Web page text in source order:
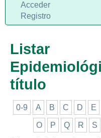
Listar
título
0-9 A B C D E
O P Q R S
Acceder
Registro